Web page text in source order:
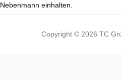
Nebenmann einhalten.
Copyright © 2026 TC